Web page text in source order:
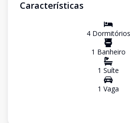
Características
4Dormitórios
1 Banheiro
1 Suíte
1 Vaga